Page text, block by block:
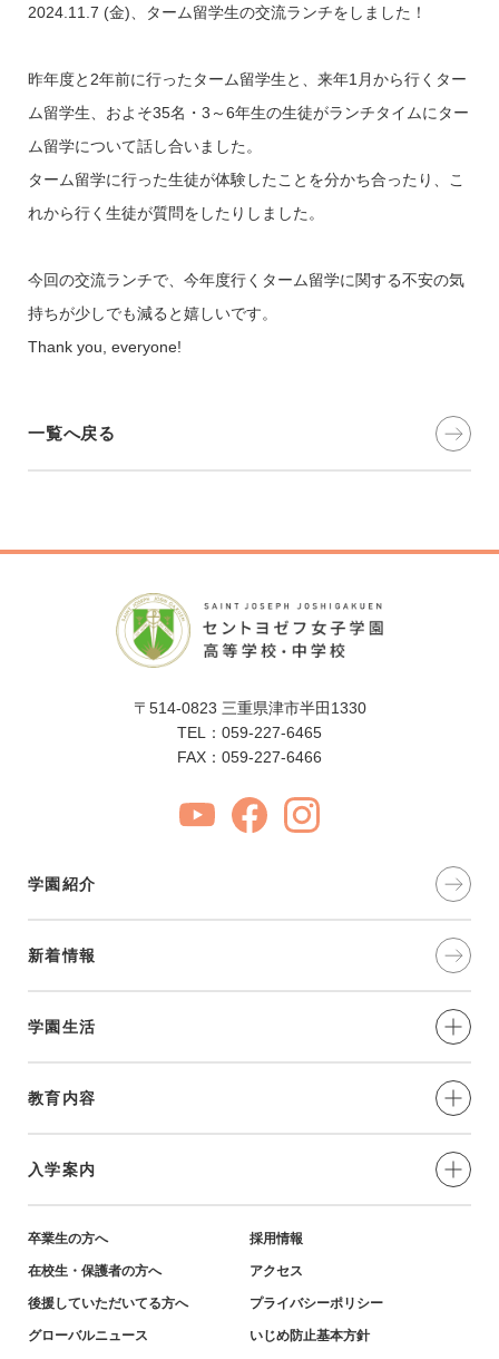
2024.11.7 (金)、ターム留学生の交流ランチをしました！
昨年度と2年前に行ったターム留学生と、来年1月から行くター
ム留学生、およそ35名・3～6年生の生徒がランチタイムにター
ム留学について話し合いました。
ターム留学に行った生徒が体験したことを分かち合ったり、こ
れから行く生徒が質問をしたりしました。
今回の交流ランチで、今年度行くターム留学に関する不安の気
持ちが少しでも減ると嬉しいです。
Thank you, everyone!
一覧へ戻る
〒514-0823 三重県津市半田1330
TEL：059-227-6465
FAX：059-227-6466
学園紹介
新着情報
学園生活
制服・年間⾏事
部活動
学習環境
教育内容
愛と奉仕の実践
教育の特色
英語教育・姉妹校紹介
入学案内
小学生対象-説明会・イベント
小学生対象-募集要項・資料
卒業生の方へ
在校生・保護者の方へ
後援していただいてる方へ
グローバルニュース
採用情報
アクセス
プライバシーポリシー
いじめ防止基本方針